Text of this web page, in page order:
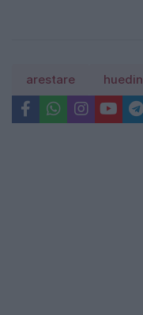
arestare huedin